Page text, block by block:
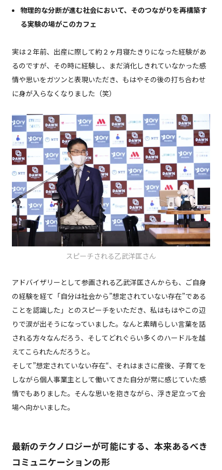
物理的な分断が進む社会において、そのつながりを再構築す
る実験の場がこのカフェ
実は２年前、出産に際して約２ヶ月寝たきりになった経験があ
るのですが、その時に経験し、まだ消化しきれていなかった感
情や思いをガツンと表現いただき、もはやその後の打ち合わせ
に身が入らなくなりました（笑）
スピーチされる乙武洋匡さん
アドバイザリーとして参画される乙武洋匡さんからも、ご自身
の経験を経て「自分は社会から”想定されていない存在”である
ことを認識した」とのスピーチをいただき、私はもはやこの辺
りで涙が出そうになっていました。なんと素晴らしい言葉を話
される方々なんだろう、そしてどれぐらい多くのハードルを越
えてこられたんだろうと。
そして”想定されていない存在“、それはまさに産後、子育てを
しながら個人事業主として働いてきた自分が常に感じていた感
情でもありました。そんな思いを抱きながら、浮き足立って会
場へ向かいました。
最新のテクノロジーが可能にする、本来あるべき
コミュニケーションの形